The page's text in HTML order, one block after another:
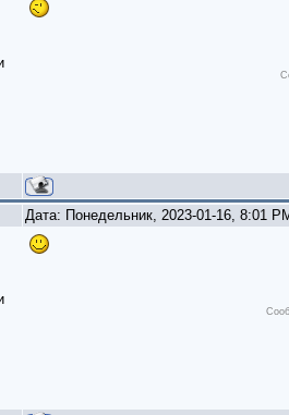
Дата: Понедельник, 2023-01-16, 8:01